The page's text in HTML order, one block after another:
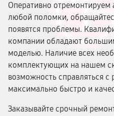
Оперативно отремонтируем
любой поломки,
появятся проблемы.
компании обладают
моделью. Наличие всех
комплектующих на нашем
возможность справляться
максимально быстро и
Заказывайте срочный